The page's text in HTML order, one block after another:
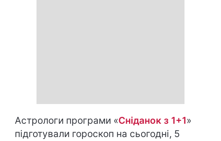
Астрологи програми «Сніданок з 1+1»
підготували гороскоп на сьогодні, 5